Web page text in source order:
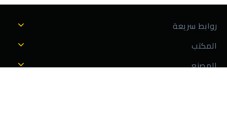
روابط سريعة
المكتب
المصنع